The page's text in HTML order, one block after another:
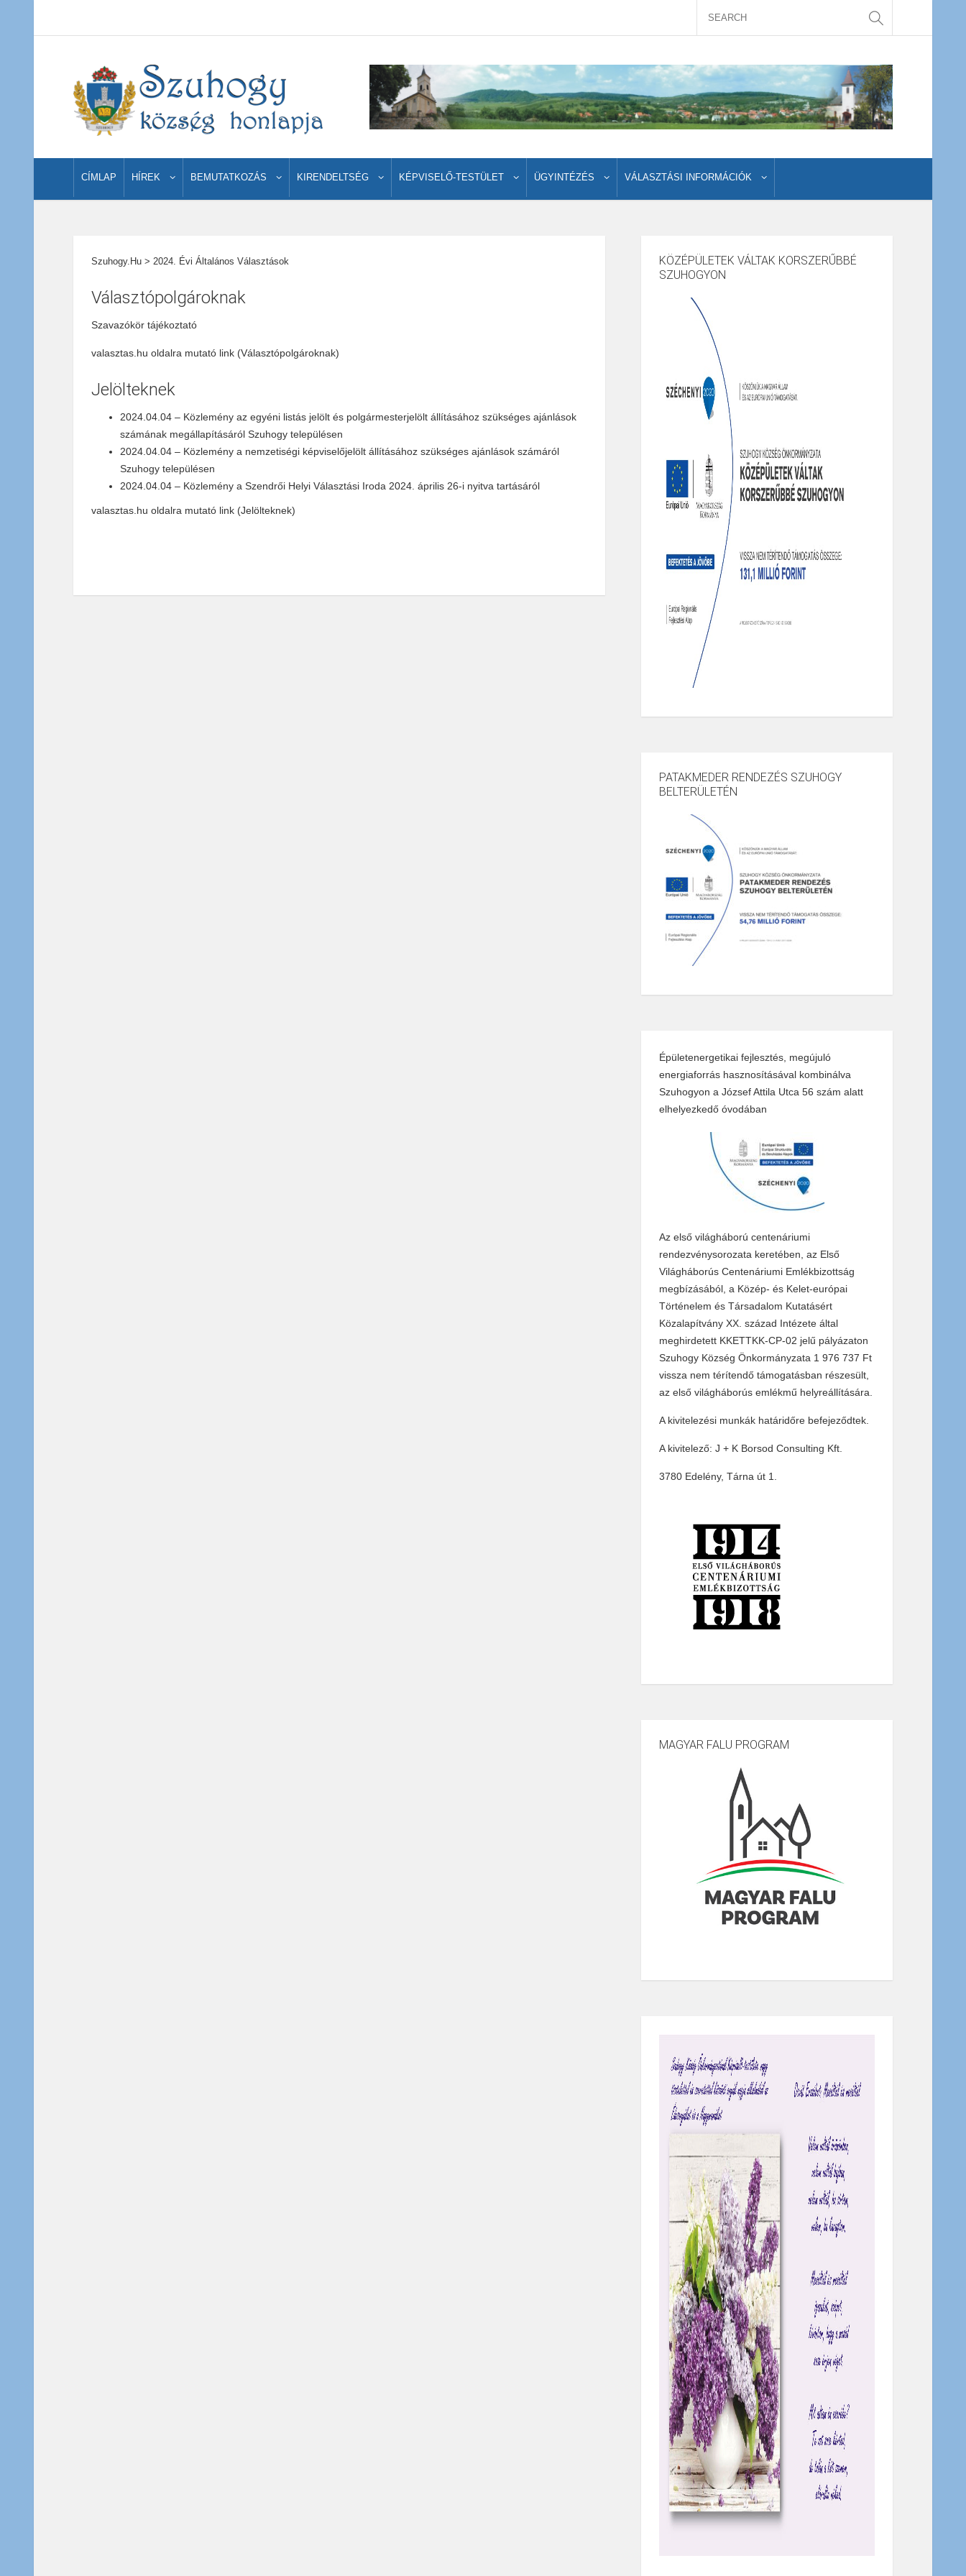
CÍMLAP HÍREK BEMUTATKOZÁS KIRENDELTSÉG KÉPVISELŐ-TESTÜLET ÜGYINTÉZÉS VÁLASZTÁSI INFORMÁCIÓK
Szuhogy.hu > 2024. Évi Általános Választások
Választópolgároknak
Szavazókör tájékoztató
valasztas.hu oldalra mutató link (Választópolgároknak)
Jelölteknek
2024.04.04 – Közlemény az egyéni listás jelölt és polgármesterjelölt állításához szükséges ajánlások
számának megállapításáról Szuhogy településen
2024.04.04 – Közlemény a nemzetiségi képviselőjelölt állításához szükséges ajánlások számáról
Szuhogy településen
2024.04.04 – Közlemény a Szendrői Helyi Választási Iroda 2024. április 26-i nyitva tartásáról
valasztas.hu oldalra mutató link (Jelölteknek)
KÖZÉPÜLETEK VÁLTAK KORSZERŰBBÉ
SZUHOGYON
PATAKMEDER RENDEZÉS SZUHOGY
BELTERÜLETÉN
Épületenergetikai fejlesztés, megújuló
energiaforrás hasznosításával kombinálva
Szuhogyon a József Attila Utca 56 szám alatt
elhelyezkedő óvodában
Az első világháború centenáriumi
rendezvénysorozata keretében, az Első
Világháborús Centenáriumi Emlékbizottság
megbízásából, a Közép- és Kelet-európai
Történelem és Társadalom Kutatásért
Közalapítvány XX. század Intézete által
meghirdetett KKETTKK-CP-02 jelű pályázaton
Szuhogy Község Önkormányzata 1 976 737 Ft
vissza nem térítendő támogatásban részesült,
az első világháborús emlékmű helyreállítására.
A kivitelezési munkák határidőre befejeződtek.
A kivitelező: J + K Borsod Consulting Kft.
3780 Edelény, Tárna út 1.
MAGYAR FALU PROGRAM